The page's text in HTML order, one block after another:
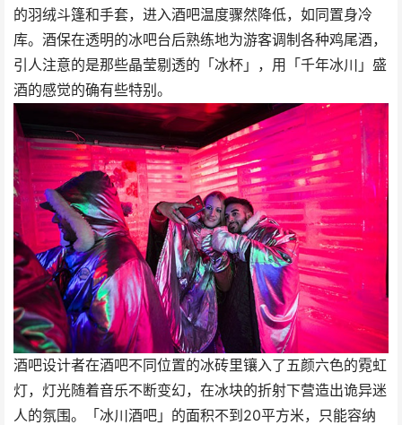
的羽绒斗篷和手套，进入酒吧温度骤然降低，如同置身冷
库。酒保在透明的冰吧台后熟练地为游客调制各种鸡尾酒，
引人注意的是那些晶莹剔透的「冰杯」，用「千年冰川」盛
酒的感觉的确有些特别。
酒吧设计者在酒吧不同位置的冰砖里镶入了五颜六色的霓虹
灯，灯光随着音乐不断变幻，在冰块的折射下营造出诡异迷
人的氛围。「冰川酒吧」的面积不到20平方米，只能容纳